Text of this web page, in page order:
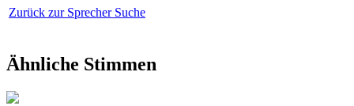
Zurück zur Sprecher Suche
Ähnliche Stimmen